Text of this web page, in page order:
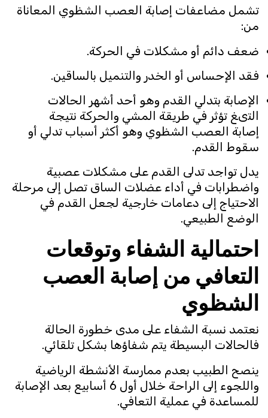
تشمل مضاعفات إصابة العصب الشظوي المعاناة
من:
ضعف دائم أو مشكلات في الحركة.
فقد الإحساس أو الخدر والتنميل بالساقين.
الإصابة بتدلي القدم وهو أحد أشهر الحالات
التىغ تؤثر في طريقة المشي والحركة نتيجة
إصابة العصب الشظوي وهو أكثر أسباب تدلي أو
سقوط القدم.
يدل تواجد تدلى القدم على مشكلات عصبية
واضطرابات في أداء عضلات الساق تصل إلى مرحلة
الاحتياج إلى دعامات خارجية لجعل القدم في
الوضع الطبيعي.
احتمالية الشفاء وتوقعات
التعافي من إصابة العصب
الشظوي
نعتمد نسبة الشفاء على مدى خطورة الحالة
فالحالات البسيطة يتم شفاؤها بشكل تلقائي.
ينصح الطبيب بعدم ممارسة الأنشطة الرياضية
واللجوء إلى الراحة خلال أول 6 أسابيع بعد الإصابة
للمساعدة في عملية التعافي.